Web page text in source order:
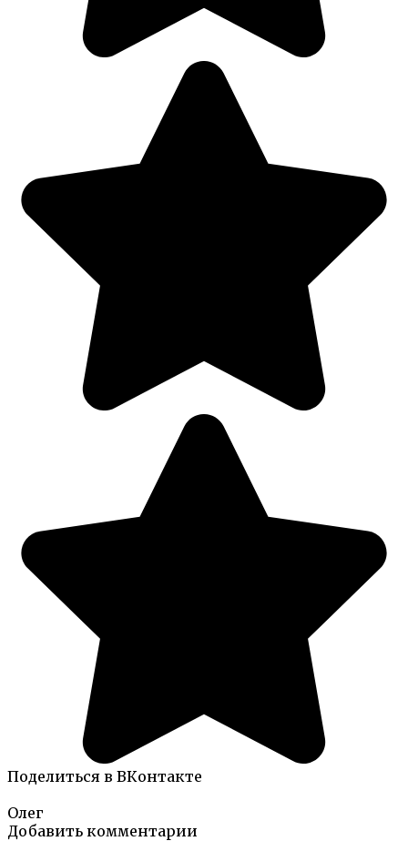
Поделиться в ВКонтакте
Олег
Добавить комментарии